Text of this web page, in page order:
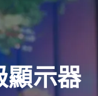
船舶等級
顯示器